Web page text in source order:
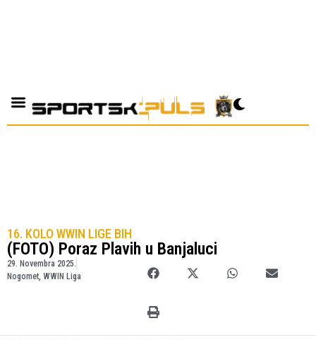
16. KOLO WWIN LIGE BIH
(FOTO) Poraz Plavih u Banjaluci
29. Novembra 2025.
Nogomet, WWIN Liga